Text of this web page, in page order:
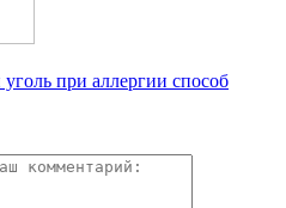
при аллергии способ